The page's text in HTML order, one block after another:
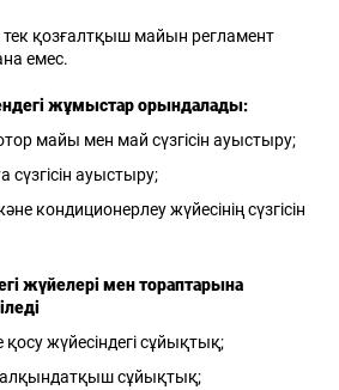
тек қозғалтқыш майын регламент
емес.
жұмыстар орындалады:
майы мен май сүзгісін ауыстыру;
ауыстыру;
кондиционерлеу жүйесінің сүзгісін
жүйелері мен тораптарына
жүйесіндегі сұйықтық;
сұйықтық;